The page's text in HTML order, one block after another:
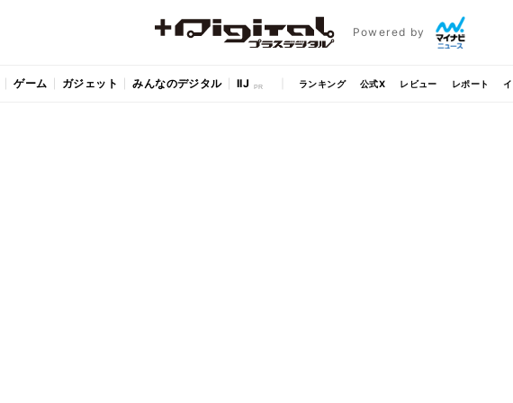
Powered by
ゲーム ガジェット みんなのデジタル IIJ ランキング 公式X レビュー レポート